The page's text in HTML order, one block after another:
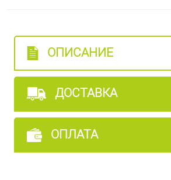
033 - фиолетово-
034 - церулеум
ОПИСАНИЕ
ДОСТАВКА
ОПЛАТА